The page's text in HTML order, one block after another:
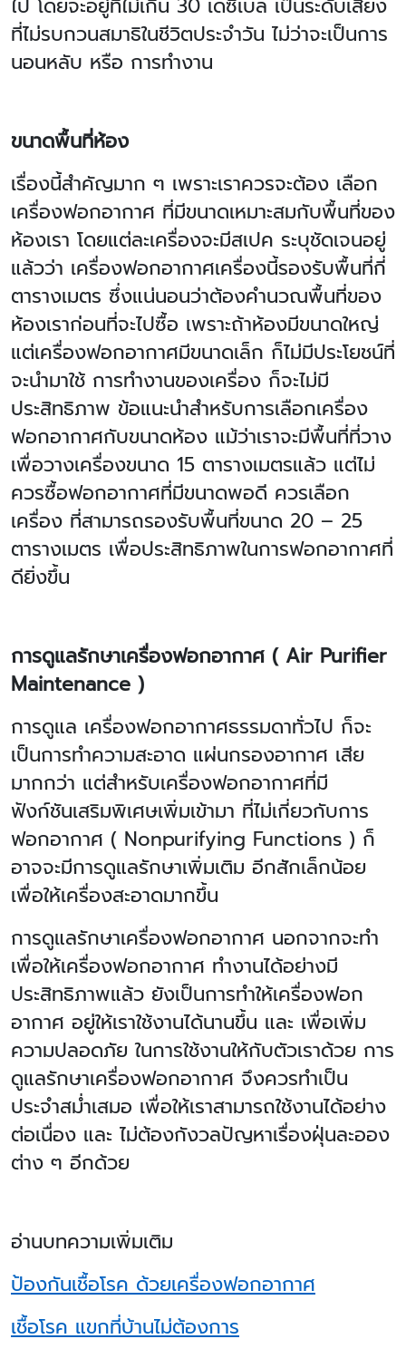
ไป โดยจะอยู่ที่ไม่เกิน 30 เดซิเบล เป็นระดับเสียง
ที่ไม่รบกวนสมาธิในชีวิตประจำวัน ไม่ว่าจะเป็นการ
นอนหลับ หรือ การทำงาน
ขนาดพื้นที่ห้อง
เรื่องนี้สำคัญมาก ๆ เพราะเราควรจะต้อง เลือก
เครื่องฟอกอากาศ ที่มีขนาดเหมาะสมกับพื้นที่ของ
ห้องเรา โดยแต่ละเครื่องจะมีสเปค ระบุชัดเจนอยู่
แล้วว่า เครื่องฟอกอากาศเครื่องนี้รองรับพื้นที่กี่
ตารางเมตร ซึ่งแน่นอนว่าต้องคำนวณพื้นที่ของ
ห้องเราก่อนที่จะไปซื้อ เพราะถ้าห้องมีขนาดใหญ่
แต่เครื่องฟอกอากาศมีขนาดเล็ก ก็ไม่มีประโยชน์ที่
จะนำมาใช้ การทำงานของเครื่อง ก็จะไม่มี
ประสิทธิภาพ ข้อแนะนำสำหรับการเลือกเครื่อง
ฟอกอากาศกับขนาดห้อง แม้ว่าเราจะมีพื้นที่ที่วาง
เพื่อวางเครื่องขนาด 15 ตารางเมตรแล้ว แต่ไม่
ควรซื้อฟอกอากาศที่มีขนาดพอดี ควรเลือก
เครื่อง ที่สามารถรองรับพื้นที่ขนาด 20 – 25
ตารางเมตร เพื่อประสิทธิภาพในการฟอกอากาศที่
ดียิ่งขึ้น
การดูแลรักษาเครื่องฟอกอากาศ ( Air Purifier
Maintenance )
การดูแล เครื่องฟอกอากาศธรรมดาทั่วไป ก็จะ
เป็นการทำความสะอาด แผ่นกรองอากาศ เสีย
มากกว่า แต่สำหรับเครื่องฟอกอากาศที่มี
ฟังก์ชันเสริมพิเศษเพิ่มเข้ามา ที่ไม่เกี่ยวกับการ
ฟอกอากาศ ( Nonpurifying Functions ) ก็
อาจจะมีการดูแลรักษาเพิ่มเติม อีกสักเล็กน้อย
เพื่อให้เครื่องสะอาดมากขึ้น
การดูแลรักษาเครื่องฟอกอากาศ นอกจากจะทำ
เพื่อให้เครื่องฟอกอากาศ ทำงานได้อย่างมี
ประสิทธิภาพแล้ว ยังเป็นการทำให้เครื่องฟอก
อากาศ อยู่ให้เราใช้งานได้นานขึ้น และ เพื่อเพิ่ม
ความปลอดภัย ในการใช้งานให้กับตัวเราด้วย การ
ดูแลรักษาเครื่องฟอกอากาศ จึงควรทำเป็น
ประจำสม่ำเสมอ เพื่อให้เราสามารถใช้งานได้อย่าง
ต่อเนื่อง และ ไม่ต้องกังวลปัญหาเรื่องฝุ่นละออง
ต่าง ๆ อีกด้วย
อ่านบทความเพิ่มเติม
ป้องกันเชื้อโรค ด้วยเครื่องฟอกอากาศ
เชื้อโรค แขกที่บ้านไม่ต้องการ